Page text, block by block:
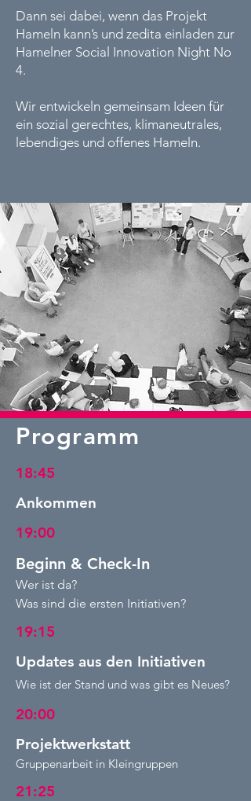
Dann sei dabei, wenn das Projekt
Hameln kann’s und zedita einladen zur
Hamelner Social Innovation Night No
4.
Wir entwickeln gemeinsam Ideen für
ein sozial gerechtes, klimaneutrales,
lebendiges und offenes Hameln.
Programm
18:45
Ankommen
19:00
Beginn & Check-In
Wer ist da?
Was sind die ersten Initiativen?
19:15
Updates aus den Initiativen
Wie ist der Stand und was gibt es Neues?
20:00
Projektwerkstatt
Gruppenarbeit in Kleingruppen
21:25